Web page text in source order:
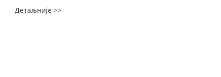
Детаљније >>